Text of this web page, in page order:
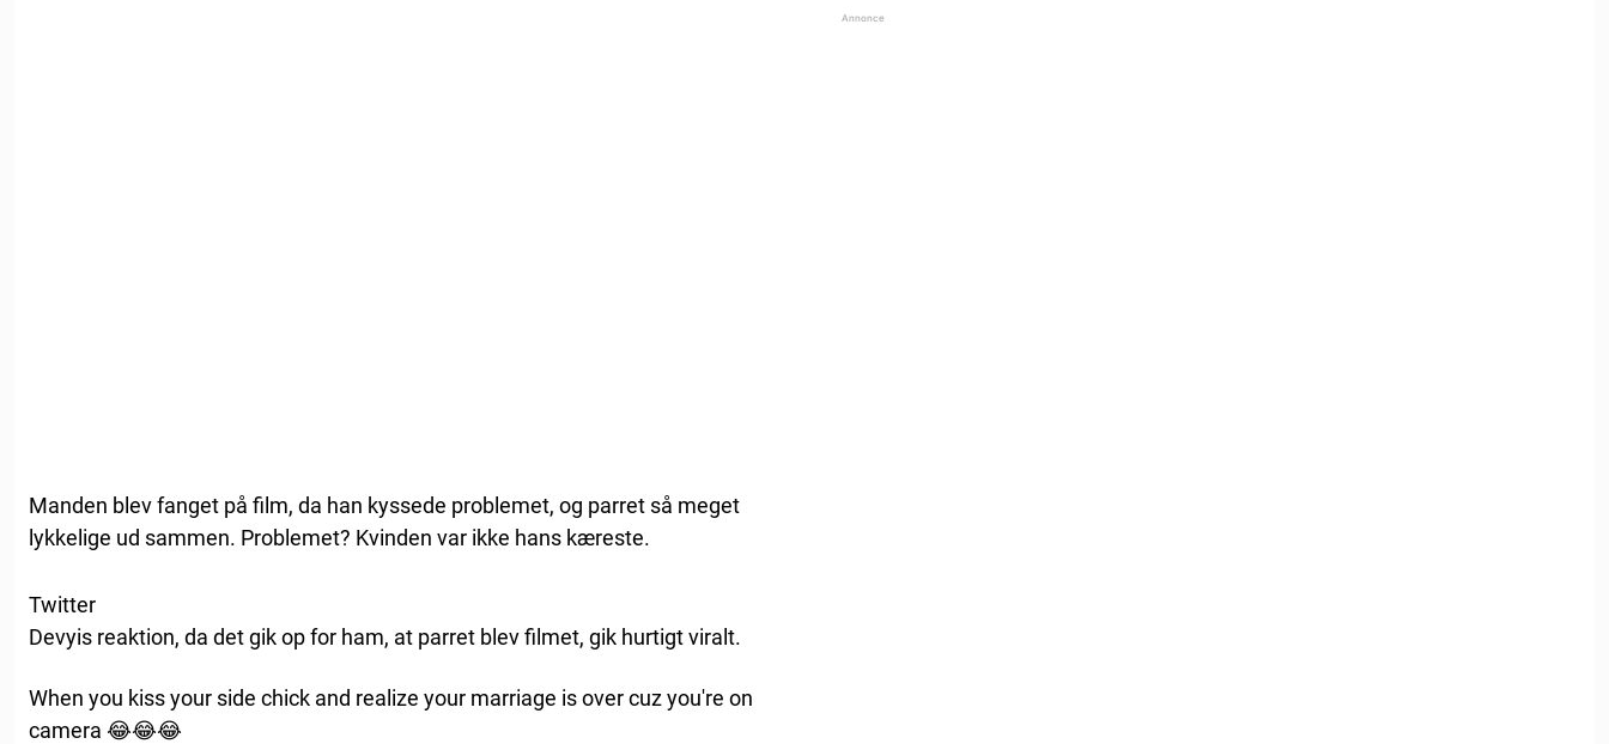
Manden blev fanget på film, da han kyssede problemet, og parret så meget
lykkelige ud sammen. Problemet? Kvinden var ikke hans kæreste.
Twitter
Devyis reaktion, da det gik op for ham, at parret blev filmet, gik hurtigt viralt.
When you kiss your side chick and realize your marriage is over cuz you're on
camera 😂😂😂